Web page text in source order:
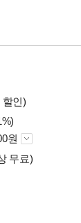
할인)
원
무료)